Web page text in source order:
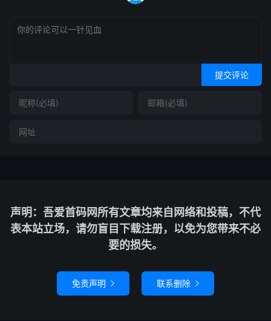
提交评论
声明：吾爱首码网所有文章均来自网络和投稿，不代
表本站立场，请勿盲目下载注册，以免为您带来不必
要的损失。
免责声明  联系删除 